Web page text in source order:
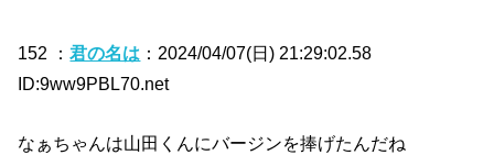
152 ：君の名は ：2024/04/07(日) 21:29:02.58
ID:9ww9PBL70.net
なぁちゃんは山田くんにバージンを捧げたんだね